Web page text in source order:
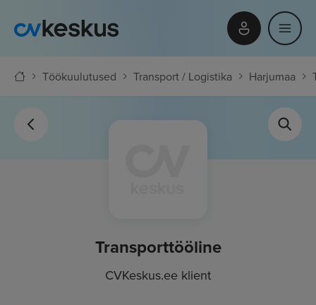
Töökuulutused Transport / Logistika Harjumaa
Transporttööline
CVKeskus.ee klient